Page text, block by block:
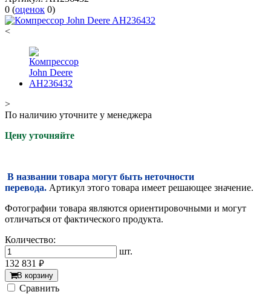
0 (оценок 0)
<
>
По наличию уточните у менеджера
Цену уточняйте
В названии товара могут быть неточности
перевода. Артикул этого товара имеет решающее значение.
Фотографии товара являются ориентировочными и могут
отличаться от фактического продукта.
Количество:
шт.
132 831
руб.
В корзину
Cравнить